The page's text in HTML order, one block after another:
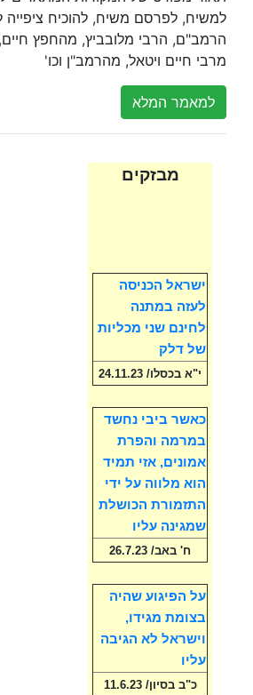
למשיח, לפרסם משיח, להוכיח
הרמב"ם, הרבי מלובביץ, מהחפץ
מרבי חיים ויטאל, מהרמב"ן וכו'
למאמר המלא
מבזקים
ישראל הכניסה
לעזה במתנה
לחינם שני מכליות
של דלק
י"א בכסלו/ 24.11.23
כאשר ביבי נחשד
במרמה והפרת
אמונים, אזי תמיד
הוא מלווה על ידי
התזמורת הכושלת
שמגינה עליו
ח' באב/ 26.7.23
על הפיגוע שהיה
בצומת מגידו,
וישראל לא הגיבה
עליו
כ"ב בסיון/ 11.6.23